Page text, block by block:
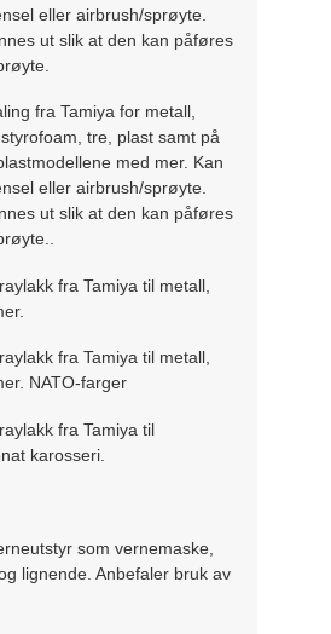
eller airbrush/sprøyte.
ut slik at den kan påføres
fra Tamiya for metall,
tre, plast samt på
med mer. Kan
eller airbrush/sprøyte.
ut slik at den kan påføres
fra Tamiya til metall,
fra Tamiya til metall,
NATO-farger
fra Tamiya til
karosseri.
som vernemaske,
lignende. Anbefaler bruk av